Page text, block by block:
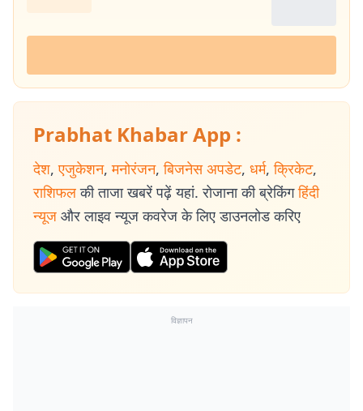
Prabhat Khabar App :
देश, एजुकेशन, मनोरंजन, बिजनेस अपडेट, धर्म, क्रिकेट,
राशिफल की ताजा खबरें पढ़ें यहां. रोजाना की ब्रेकिंग हिंदी
न्यूज और लाइव न्यूज कवरेज के लिए डाउनलोड करिए
विज्ञापन